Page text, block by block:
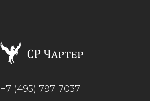
+7 (495) 797-7037